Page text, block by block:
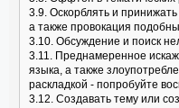
3.9. Оскорблять и
а также провокация
3.10. Обсуждение и поиск
3.11. Преднамеренное
языка, а также
раскладкой - попробуйте
3.12. Создавать тему или